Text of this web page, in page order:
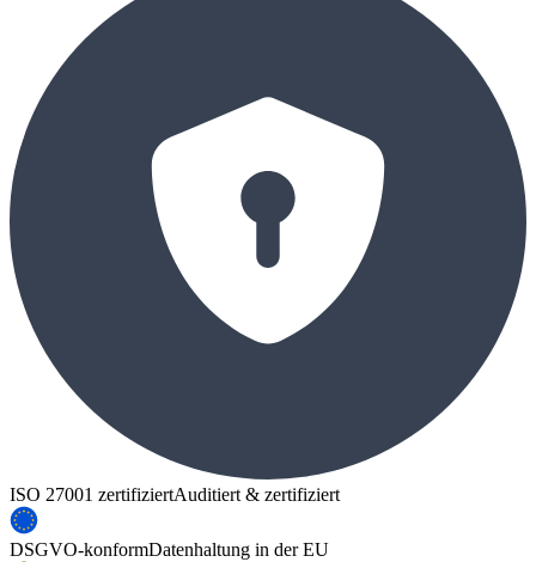
ISO 27001 zertifiziertAuditiert & zertifiziert
DSGVO-konformDatenhaltung in der EU